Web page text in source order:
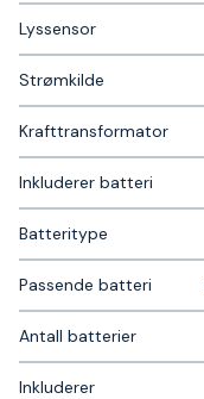
Lyssensor
Strømkilde
Krafttransformator
Inkluderer batteri
Batteritype
Passende batteri
Antall batterier
Inkluderer